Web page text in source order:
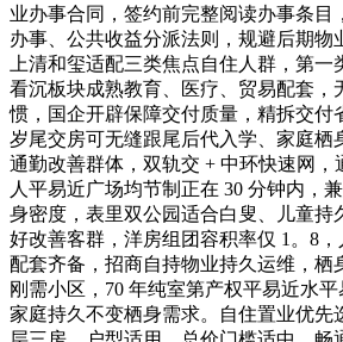
业办事合同，签约前完整阅读办事条目
办事、公共收益分派法则，规避后期物
上清和玺适配三类焦点自住人群，第一
看沉板块成熟教育、医疗、贸易配套，
惯，国企开辟保障交付质量，精拆交付
岁尾交房可无缝跟尾后代入学、家庭栖
通勤改善群体，双轨交 + 中环快速网，
人平易近广场均节制正在 30 分钟内，
身密度，表里双公园适合白叟、儿童持
好改善客群，洋房组团容积率仅 1。8
配套齐备，招商自持物业持久运维，栖
刚需小区，70 年纯室第产权平易近水
家庭持久不变栖身需求。自住置业优先